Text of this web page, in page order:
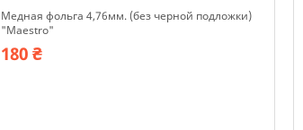
Медная фольга 4,76мм. (без черной подложки)
"Maestro"
180 ₴